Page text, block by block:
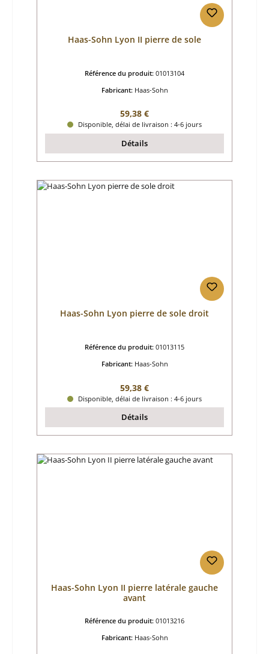
Haas-Sohn Lyon II pierre de sole
Référence du produit: 01013104
Fabricant: Haas-Sohn
Prix régulier :
59,38 €
Disponible, délai de livraison : 4-6 jours
Détails
Haas-Sohn Lyon pierre de sole droit
Référence du produit: 01013115
Fabricant: Haas-Sohn
Prix régulier :
59,38 €
Disponible, délai de livraison : 4-6 jours
Détails
Haas-Sohn Lyon II pierre latérale gauche
avant
Référence du produit: 01013216
Fabricant: Haas-Sohn